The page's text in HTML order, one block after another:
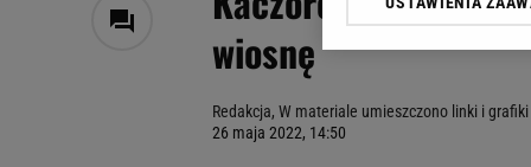
wiosnę
Redakcja, W materiale umieszczono linki i
26 maja 2022, 14:50
Klikając „Akceptuję”
plików cookie możliwa